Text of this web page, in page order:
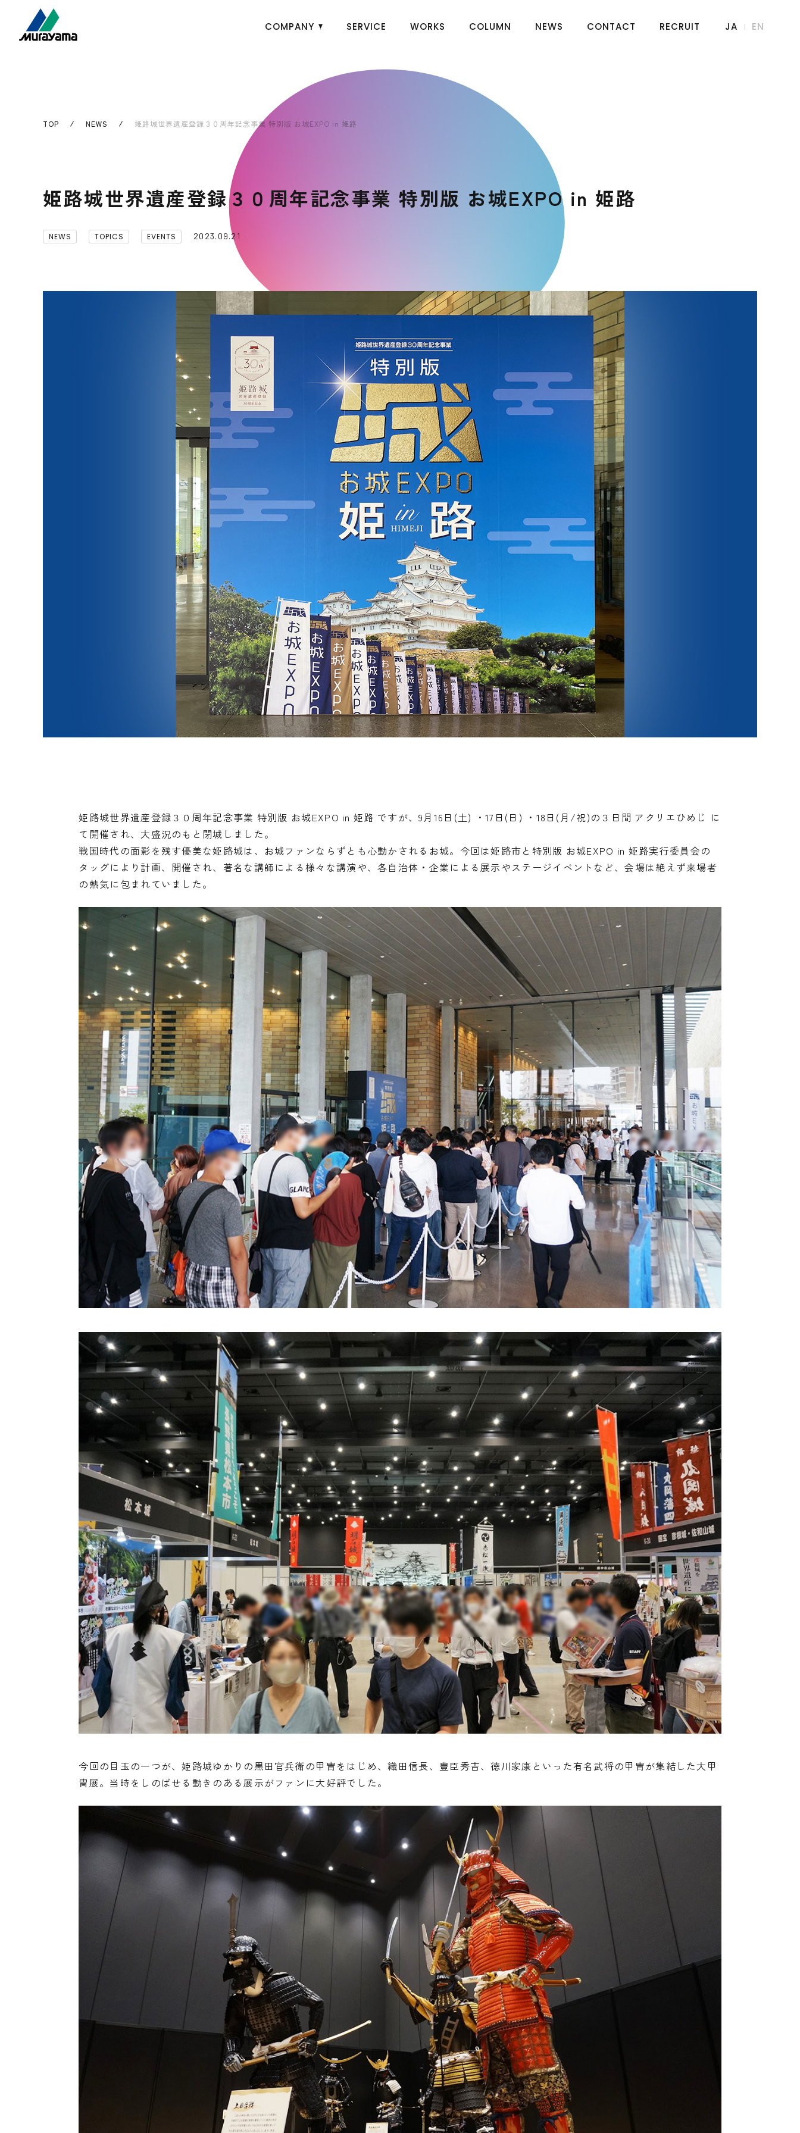
COMPANY SERVICE WORKS COLUMN NEWS CONTACT RECRUIT EN
JA
TOP NEWS 姫路城世界遺産登録３０周年記念事業 特別版 お城EXPO in 姫路
姫路城世界遺産登録３０周年記念事業 特別版 お城EXPO in 姫路
NEWS TOPICS EVENTS 2023.09.21
姫路城世界遺産登録３０周年記念事業 特別版 お城EXPO in 姫路 ですが、9月16日(土) ・17日(日) ・18日(月/祝)の３日間 アクリエひめじ に
て開催され、大盛況のもと閉城しました。
戦国時代の面影を残す優美な姫路城は、お城ファンならずとも心動かされるお城。今回は姫路市と特別版 お城EXPO in 姫路実行委員会の
タッグにより計画、開催され、著名な講師による様々な講演や、各自治体・企業による展示やステージイベントなど、会場は絶えず来場者
の熱気に包まれていました。
今回の目玉の一つが、姫路城ゆかりの黒田官兵衛の甲冑をはじめ、織田信長、豊臣秀吉、徳川家康といった有名武将の甲冑が集結した大甲
冑展。当時をしのばせる動きのある展示がファンに大好評でした。